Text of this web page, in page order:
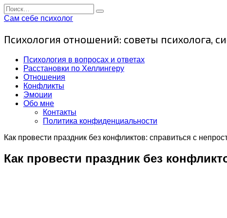
Перейти
к
Search
for:
Сам себе психолог
Психология отношений: советы психолога,
Психология в вопросах и ответах
Расстановки по Хеллингеру
Отношения
Конфликты
Эмоции
Обо мне
Контакты
Политика конфиденциальности
Как провести праздник без конфликтов: справиться с
Как провести праздник без